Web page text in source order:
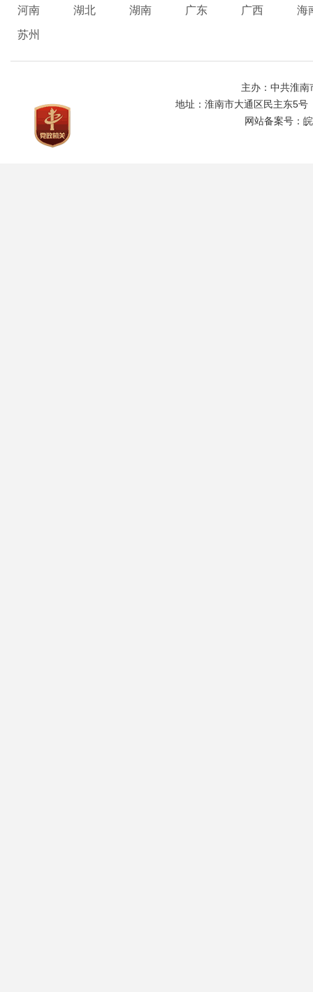
河南 湖北 湖南 广东 广西 海
苏州
主办：中共淮
地址：淮南市大通区民主东5号
网站备案号：